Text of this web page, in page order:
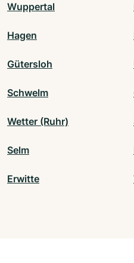
Wuppertal
Hagen
Gütersloh
Schwelm
Wetter (Ruhr)
Selm
Erwitte